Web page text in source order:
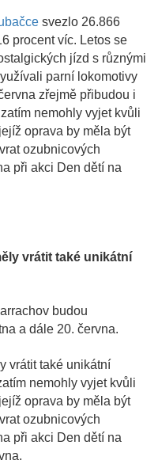
svezlo 26.866
procent víc. Letos se
jízd s různými
parní lokomotivy
zřejmě přibudou i
nemohly vyjet kvůli
oprava by měla být
ozubnicových
při akci Den dětí na
vrátit také unikátní
budou
a dále 20. června.
vrátit také unikátní
nemohly vyjet kvůli
oprava by měla být
ozubnicových
při akci Den dětí na